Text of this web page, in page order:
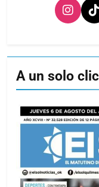
A un solo